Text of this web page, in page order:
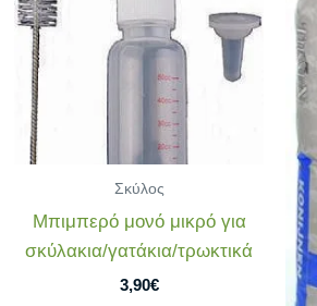
Σκύλος
Mπιμπερό μονό μικρό για
σκύλακια/γατάκια/τρωκτικά
3,90€